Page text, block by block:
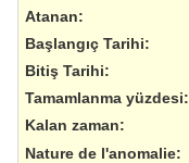
Atanan:
Başlangıç Tarihi:
Bitiş Tarihi:
Tamamlanma yüzdesi:
Kalan zaman:
Nature de l'anomalie: